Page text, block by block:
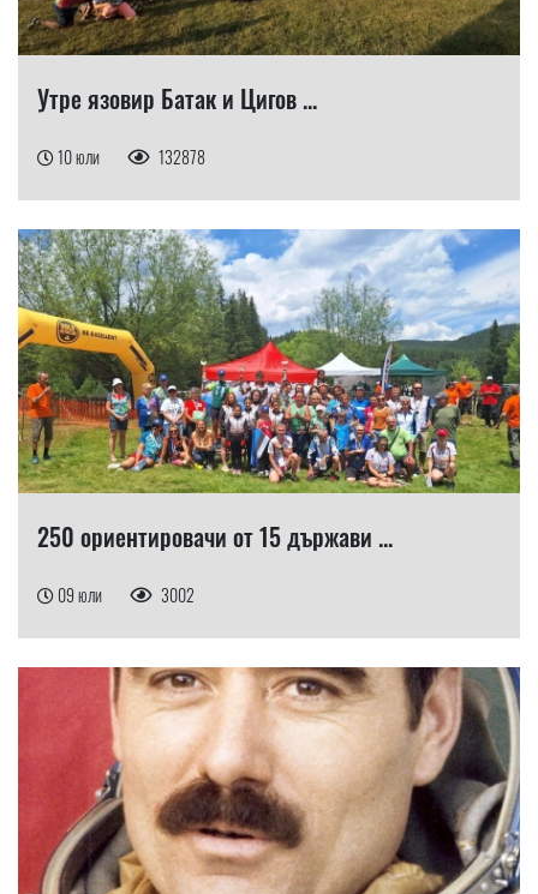
Утре язовир Батак и Цигов ...
10 юли 132878
250 ориентировачи от 15 държави ...
09 юли 3002